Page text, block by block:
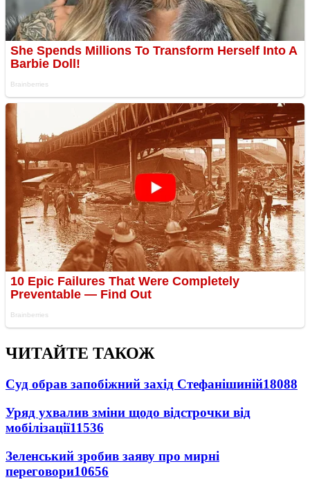
ЧИТАЙТЕ ТАКОЖ
Суд обрав запобіжний захід Стефанішиній18088
Уряд ухвалив зміни щодо відстрочки від
мобілізації11536
Зеленський зробив заяву про мирні
переговори10656